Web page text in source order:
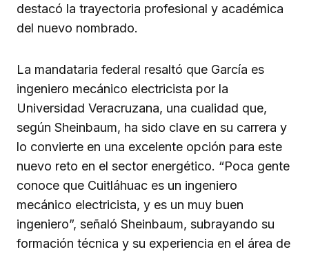
destacó la trayectoria profesional y académica
del nuevo nombrado.
La mandataria federal resaltó que García es
ingeniero mecánico electricista por la
Universidad Veracruzana, una cualidad que,
según Sheinbaum, ha sido clave en su carrera y
lo convierte en una excelente opción para este
nuevo reto en el sector energético. “Poca gente
conoce que Cuitláhuac es un ingeniero
mecánico electricista, y es un muy buen
ingeniero”, señaló Sheinbaum, subrayando su
formación técnica y su experiencia en el área de